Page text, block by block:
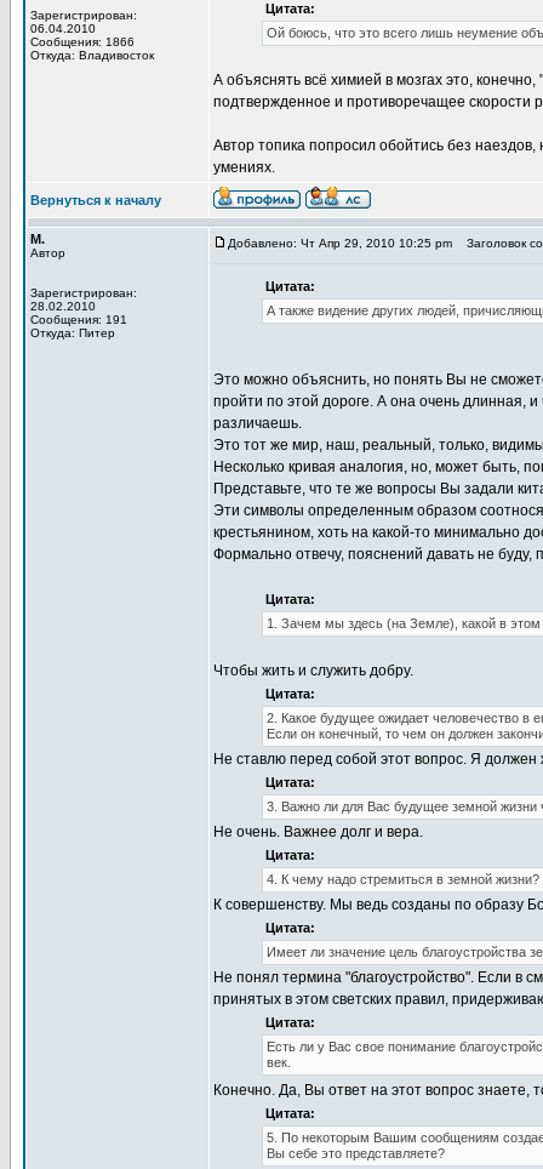
Зарегистрирован:
06.04.2010
Сообщения: 1866
Откуда: Владивосток
Цитата:
Ой боюсь, что это всего лишь неумение
А объяснять всё химией в мозгах это,
подтвержденное и противоречащее
Автор топика попросил обойтись без
умениях.
Вернуться к началу
М.
Автор
Зарегистрирован:
28.02.2010
Сообщения: 191
Откуда: Питер
Добавлено: Чт Апр 29, 2010 10:25 pm Заголовок
Цитата:
А также видение других людей,
Это можно объяснить, но понять Вы не
пройти по этой дороге. А она очень длинная,
различаешь.
Это тот же мир, наш, реальный, только,
Несколько кривая аналогия, но, может быть,
Представьте, что те же вопросы Вы задали
Эти символы определенным образом
крестьянином, хоть на какой-то минимально
Формально отвечу, пояснений давать не
Цитата:
1. Зачем мы здесь (на Земле), какой в
Чтобы жить и служить добру.
Цитата:
2. Какое будущее ожидает человечество в
Если он конечный, то чем он должен
Не ставлю перед собой этот вопрос. Я должен
Цитата:
3. Важно ли для Вас будущее земной жизни
Не очень. Важнее долг и вера.
Цитата:
4. К чему надо стремиться в земной жизни?
К совершенству. Мы ведь созданы по образу
Цитата:
Имеет ли значение цель благоустройства
Не понял термина "благоустройство". Если в
принятых в этом светских правил,
Цитата:
Есть ли у Вас свое понимание
век.
Конечно. Да, Вы ответ на этот вопрос знаете,
Цитата:
5. По некоторым Вашим сообщениям
Вы себе это представляете?